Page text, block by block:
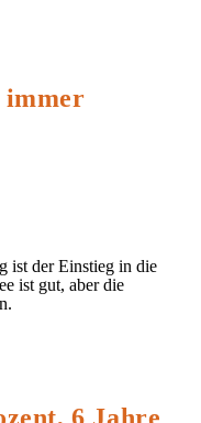
immer
ist der Einstieg in die
ist gut, aber die